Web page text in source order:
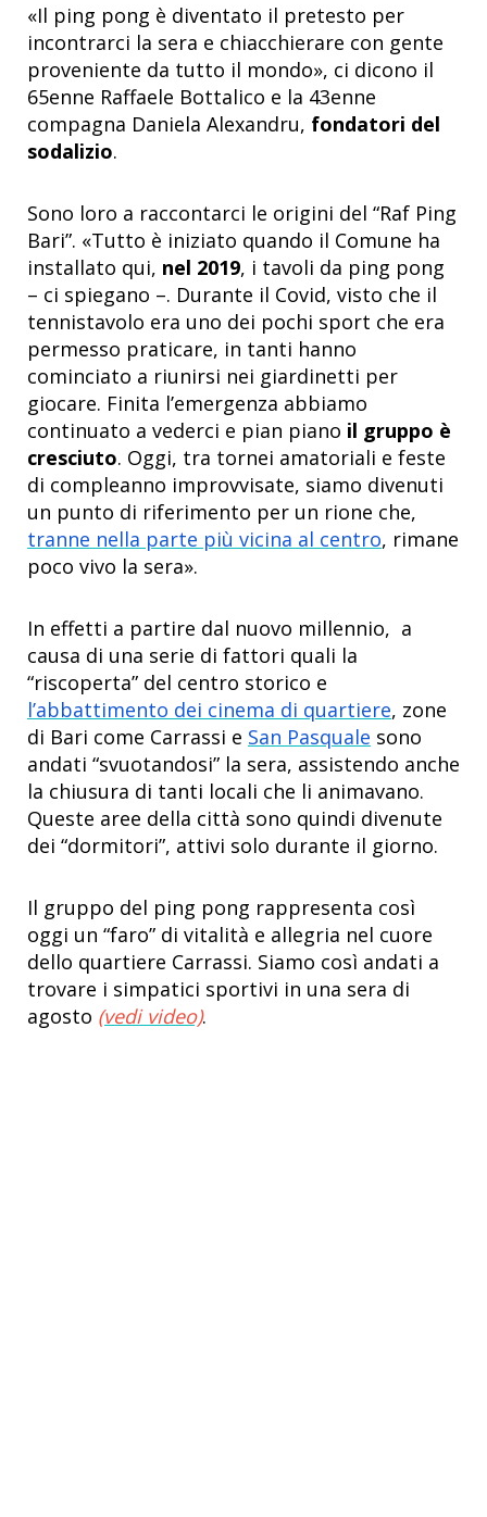
«Il ping pong è diventato il pretesto per
incontrarci la sera e chiacchierare con gente
proveniente da tutto il mondo», ci dicono il
65enne Raffaele Bottalico e la 43enne
compagna Daniela Alexandru, fondatori del
sodalizio.
Sono loro a raccontarci le origini del “Raf Ping
Bari”. «Tutto è iniziato quando il Comune ha
installato qui, nel 2019, i tavoli da ping pong
– ci spiegano –. Durante il Covid, visto che il
tennistavolo era uno dei pochi sport che era
permesso praticare, in tanti hanno
cominciato a riunirsi nei giardinetti per
giocare. Finita l’emergenza abbiamo
continuato a vederci e pian piano il gruppo è
cresciuto. Oggi, tra tornei amatoriali e feste
di compleanno improvvisate, siamo divenuti
un punto di riferimento per un rione che,
tranne nella parte più vicina al centro, rimane
poco vivo la sera».
In effetti a partire dal nuovo millennio, a
causa di una serie di fattori quali la
“riscoperta” del centro storico e
l’abbattimento dei cinema di quartiere, zone
di Bari come Carrassi e San Pasquale sono
andati “svuotandosi” la sera, assistendo anche
la chiusura di tanti locali che li animavano.
Queste aree della città sono quindi divenute
dei “dormitori”, attivi solo durante il giorno.
Il gruppo del ping pong rappresenta così
oggi un “faro” di vitalità e allegria nel cuore
dello quartiere Carrassi. Siamo così andati a
trovare i simpatici sportivi in una sera di
agosto (vedi video).